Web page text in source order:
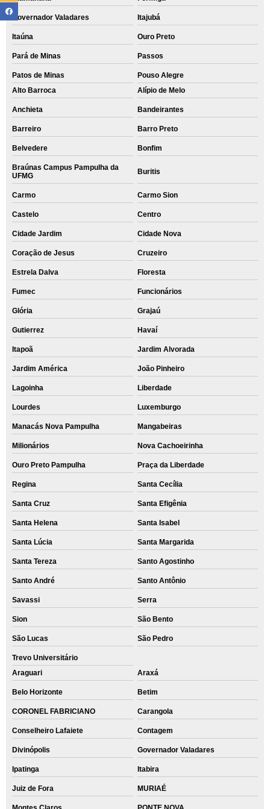
Governador Valadares Itajubá
Itaúna Ouro Preto
Pará de Minas Passos
Patos de Minas
Pouso Alegre
Alto Barroca
Alípio de Melo
Anchieta Bandeirantes
Barreiro Barro Preto
Belvedere Bonfim
Braúnas Campus Pampulha da
UFMG
Buritis
Carmo Carmo Sion
Castelo Centro
Cidade Jardim Cidade Nova
Coração de Jesus Cruzeiro
Estrela Dalva Floresta
Fumec Funcionários
Glória Grajaú
Gutierrez Havaí
Itapoã Jardim Alvorada
Jardim América João Pinheiro
Lagoinha Liberdade
Lourdes Luxemburgo
Manacás Nova Pampulha Mangabeiras
Milionários Nova Cachoeirinha
Ouro Preto Pampulha Praça da Liberdade
Regina Santa Cecília
Santa Cruz Santa Efigênia
Santa Helena Santa Isabel
Santa Lúcia Santa Margarida
Santa Tereza Santo Agostinho
Santo André Santo Antônio
Savassi Serra
Sion São Bento
São Lucas São Pedro
Trevo Universitário
Araguari
Araxá
Belo Horizonte Betim
CORONEL FABRICIANO Carangola
Conselheiro Lafaiete Contagem
Divinópolis Governador Valadares
Ipatinga Itabira
Juiz de Fora MURIAÉ